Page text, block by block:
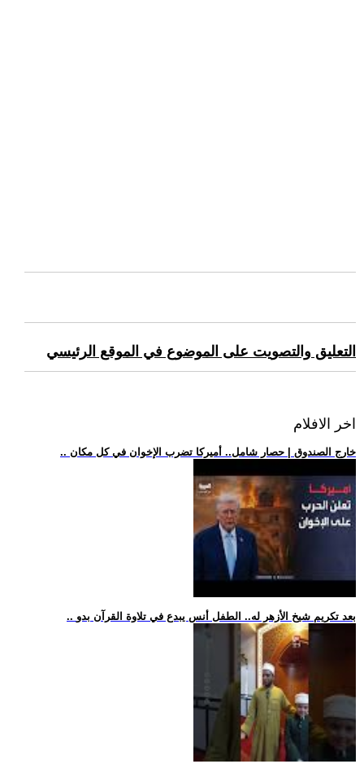
التعليق والتصويت على الموضوع في الموقع الرئيسي
اخر الافلام
.. خارج الصندوق | حصار شامل.. أميركا تضرب الإخوان في كل مكان
.. بعد تكريم شيخ الأزهر له.. الطفل أنس يبدع في تلاوة القرآن بدو